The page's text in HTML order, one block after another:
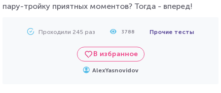
пару-тройку приятных моментов? Тогда - вперед!
Проходили 245 раз 3788 Прочие тесты
В избранное
AlexYasnovidov